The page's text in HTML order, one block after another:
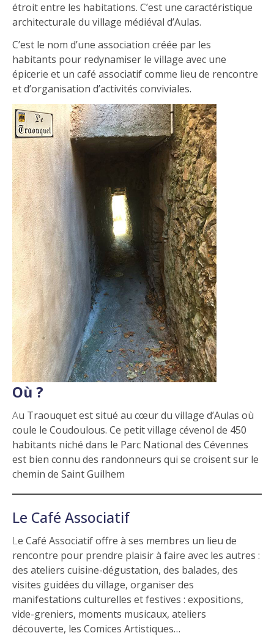
étroit entre les habitations. C’est une caractéristique
architecturale du village médiéval d’Aulas.
C’est le nom d’une association créée par les
habitants pour redynamiser le village avec une
épicerie et un café associatif comme lieu de rencontre
et d’organisation d’activités conviviales.
Où ?
Au Traouquet est situé au cœur du village d’Aulas où
coule le Coudoulous. Ce petit village cévenol de 450
habitants niché dans le Parc National des Cévennes
est bien connu des randonneurs qui se croisent sur le
chemin de Saint Guilhem
Le Café Associatif
Le Café Associatif offre à ses membres un lieu de
rencontre pour prendre plaisir à faire avec les autres :
des ateliers cuisine-dégustation, des balades, des
visites guidées du village, organiser des
manifestations culturelles et festives : expositions,
vide-greniers, moments musicaux, ateliers
découverte, les Comices Artistiques…